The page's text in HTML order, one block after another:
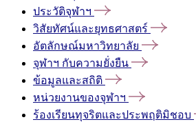
ประวัติจุฬาฯ
วิสัยทัศน์และยุทธศาสตร์
อัตลักษณ์มหาวิทยาลัย
จุฬาฯ กับความยั่งยืน
ข้อมูลและสถิติ
หน่วยงานของจุฬาฯ
ร้องเรียนทุจริตและประพฤติมิชอบ